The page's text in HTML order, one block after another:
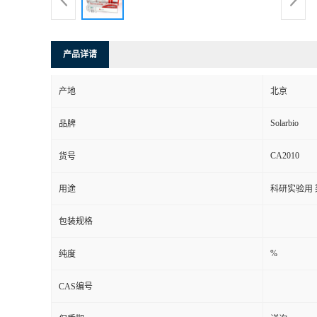
产品详请
产地 北京
品牌 Solarbio
货号 CA2010
用途 科研实验用
包装规格
纯度 %
CAS编号